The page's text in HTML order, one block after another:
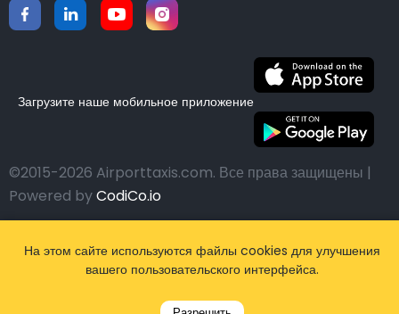
Загрузите наше мобильное приложение
©2015-2026 Airporttaxis.com. Все права защищены |
Powered byCodiCo.io
На этом сайте используются файлы cookies для улучшения
вашего пользовательского интерфейса.